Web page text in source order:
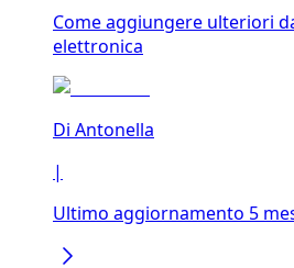
Come aggiungere ulteriori
elettronica
Di Antonella
|
Ultimo aggiornamento 5